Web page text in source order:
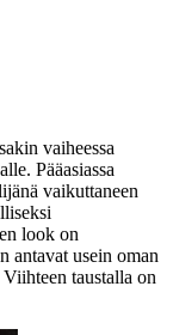
vaiheessa
Pääasiassa
vaikuttaneen
look on
antavat usein oman
taustalla on